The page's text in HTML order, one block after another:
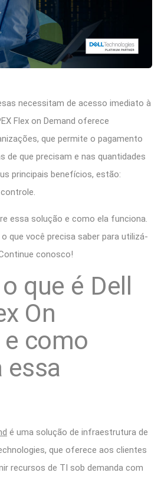
necessitam de acesso imediato à
Flex on Demand oferece
que permite o pagamento
de que precisam e nas quantidades
principais benefícios, estão:
essa solução e como ela funciona.
que você precisa saber para utilizá-
conosco!
que é Dell
On
como
essa
é uma solução de infraestrutura de
que oferece aos clientes
recursos de TI sob demanda com